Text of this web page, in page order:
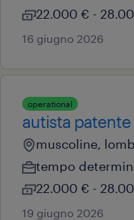
22.000 € -
16 giugno 2026
operational
autista patente
muscoline,
tempo
22.000 € -
19 giugno 2026